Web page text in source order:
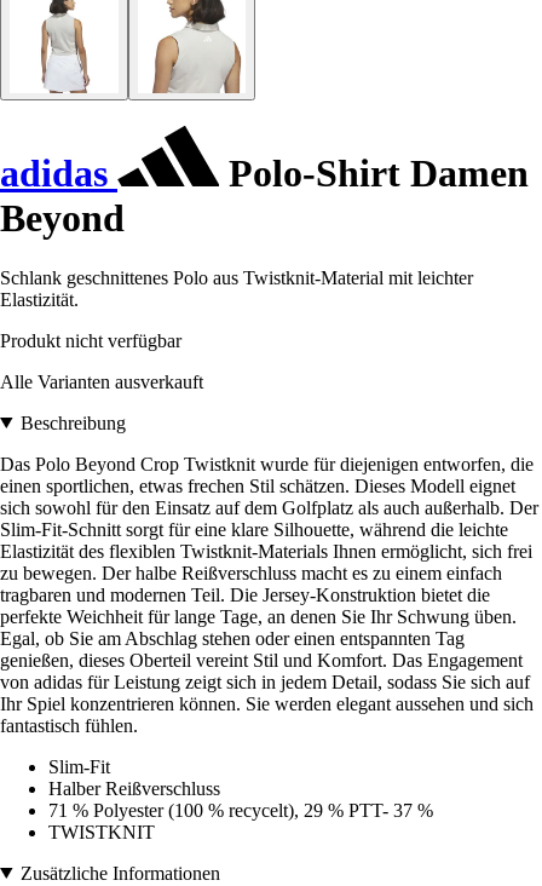
adidas
Polo-Shirt Damen
Beyond
Schlank geschnittenes Polo aus Twistknit-Material mit leichter
Elastizität.
Produkt nicht verfügbar
Alle Varianten ausverkauft
Beschreibung
Das Polo Beyond Crop Twistknit wurde für diejenigen entworfen, die
einen sportlichen, etwas frechen Stil schätzen. Dieses Modell eignet
sich sowohl für den Einsatz auf dem Golfplatz als auch außerhalb. Der
Slim-Fit-Schnitt sorgt für eine klare Silhouette, während die leichte
Elastizität des flexiblen Twistknit-Materials Ihnen ermöglicht, sich frei
zu bewegen. Der halbe Reißverschluss macht es zu einem einfach
tragbaren und modernen Teil. Die Jersey-Konstruktion bietet die
perfekte Weichheit für lange Tage, an denen Sie Ihr Schwung üben.
Egal, ob Sie am Abschlag stehen oder einen entspannten Tag
genießen, dieses Oberteil vereint Stil und Komfort. Das Engagement
von adidas für Leistung zeigt sich in jedem Detail, sodass Sie sich auf
Ihr Spiel konzentrieren können. Sie werden elegant aussehen und sich
fantastisch fühlen.
Slim-Fit
Halber Reißverschluss
71 % Polyester (100 % recycelt), 29 % PTT- 37 %
TWISTKNIT
Zusätzliche Informationen